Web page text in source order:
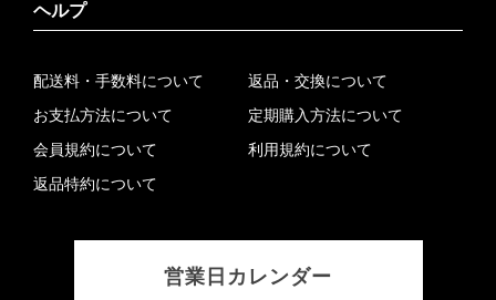
ヘルプ
配送料・手数料について
お支払方法について
会員規約について
返品特約について
返品・交換について
定期購入方法について
利用規約について
営業日カレンダー